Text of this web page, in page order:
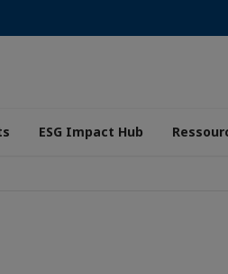
ESG Impact Hub